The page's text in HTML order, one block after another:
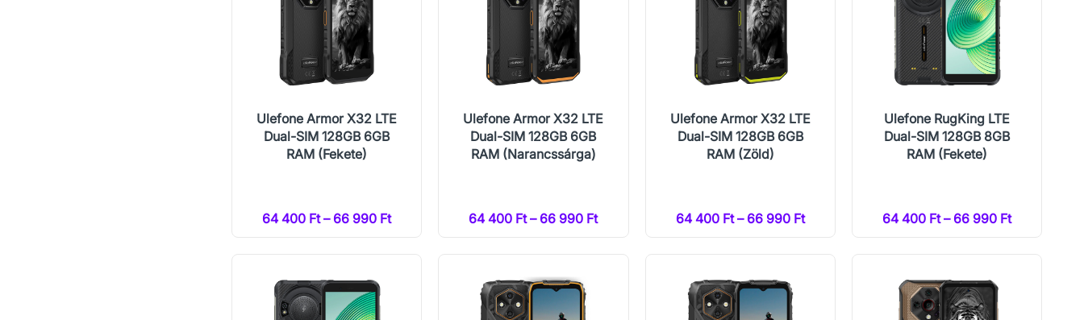
Ulefone Armor X32 LTE
Dual-SIM 128GB 6GB
RAM (Fekete)
64 400 Ft – 66 990 Ft
Ulefone Armor X32 LTE
Dual-SIM 128GB 6GB
RAM (Narancssárga)
64 400 Ft – 66 990 Ft
Ulefone Armor X32 LTE
Dual-SIM 128GB 6GB
RAM (Zöld)
64 400 Ft – 66 990 Ft
Ulefone RugKing LTE
Dual-SIM 128GB 8GB
RAM (Fekete)
64 400 Ft – 66 990 Ft